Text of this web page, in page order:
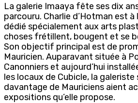
La galerie Imaaya fête ses dix
parcouru. Charlie d’Hotman est
dédié spécialement aux arts
choses frétillent, bougent et se
Son objectif principal est de
Mauricien. Auparavant située à
Canonniers et aujourd’hui
les locaux de Cubicle, la
davantage de Mauriciens aient
expositions qu’elle propose.